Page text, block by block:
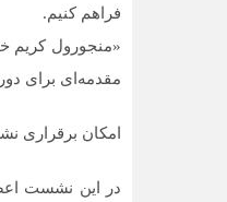
فراهم کنیم.
«منجورول کریم
مقدمه‌ای برای
امکان برقراری
در این نشست